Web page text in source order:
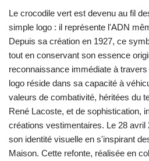
Le crocodile vert est devenu au fil
simple logo : il représente l'ADN
Depuis sa création en 1927, ce
tout en conservant son essence
reconnaissance immédiate à
logo réside dans sa capacité à
valeurs de combativité, héritées du
René Lacoste, et de sophistication,
créations vestimentaires. Le 28 avril
son identité visuelle en s'inspirant
Maison. Cette refonte, réalisée en